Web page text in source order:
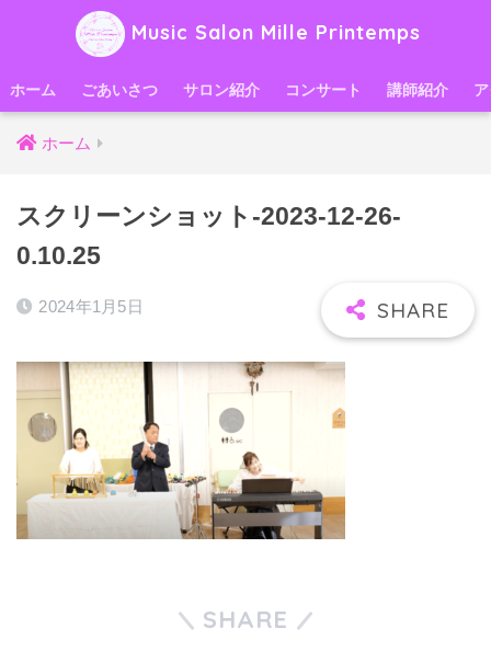
Music Salon Mille Printemps
ホーム ごあいさつ サロン紹介 コンサート 講師紹介
ホーム
スクリーンショット-2023-12-26-
0.10.25
2024年1月5日
SHARE